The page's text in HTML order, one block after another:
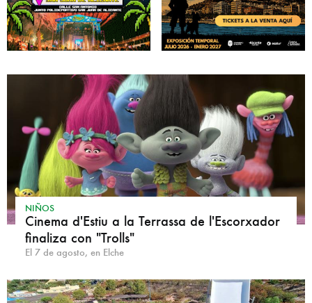
NIÑOS
Cinema d'Estiu a la Terrassa de l'Escorxador
finaliza con "Trolls"
El 7 de agosto, en Elche